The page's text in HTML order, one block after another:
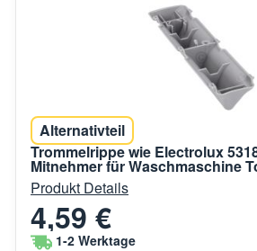
Alternativteil
Trommelrippe wie Electrolux
Mitnehmer für Waschmaschine
Produkt Details
4,59 €
1-2 Werktage